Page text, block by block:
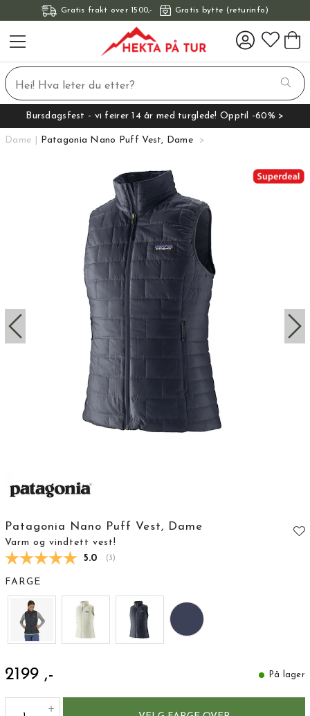
Gratis frakt over 1500,- Gratis bytte (returinfo)
Bursdagsfest - vi feirer 14 år med turglede! Opptil -60% >
Dame Patagonia Nano Puff Vest, Dame
Patagonia Nano Puff Vest, Dame
Varm og vindtett vest!
Gjennomsnittskarakter:
5.0 (stemmer:
3)
FARGE
2199 ,- På lager